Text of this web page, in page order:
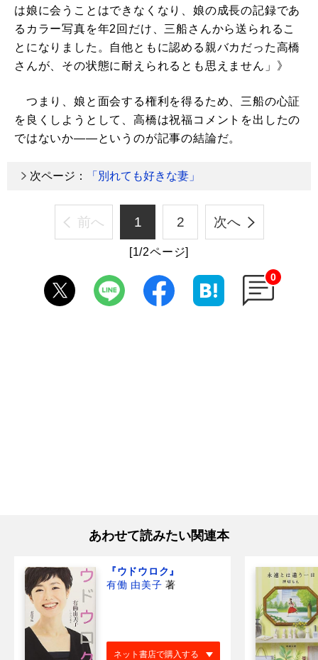
は娘に会うことはできなくなり、娘の成長の記録であ
るカラー写真を年2回だけ、三船さんから送られるこ
とになりました。自他ともに認める親バカだった高橋
さんが、その状態に耐えられるとも思えません」》
つまり、娘と面会する権利を得るため、三船の心証
を良くしようとして、高橋は祝福コメントを出したの
ではないか――というのが記事の結論だ。
次ページ： 「別れても好きな妻」
前へ 1 2 次へ
[1/2ページ]
0
あわせて読みたい関連本
『ウドウロク』
有働 由美子 著
ネット書店で購入する